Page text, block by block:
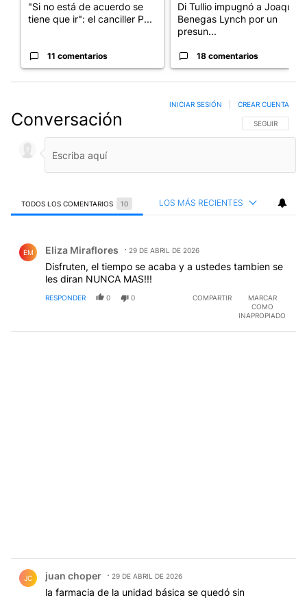
"Si no está de acuerdo se
tiene que ir": el canciller P...
11 comentarios
Di Tullio impugnó a Joaquín
Benegas Lynch por un
presun...
18 comentarios
Conversación SIGA ESTA
SEGUIR
INICIAR SESIÓN CREAR CUENTA
TODOS LOS COMENTARIOS 10 LOS MÁS RECIENTES
EM Eliza Miraflores 29 DE ABRIL DE 2026
Disfruten, el tiempo se acaba y a ustedes tambien se
les diran NUNCA MAS!!!
RESPONDER 0 0 COMPARTIR
MARCAR
COMO
INAPROPIADO
JC juan choper 29 DE ABRIL DE 2026
la farmacia de la unidad básica se quedó sin